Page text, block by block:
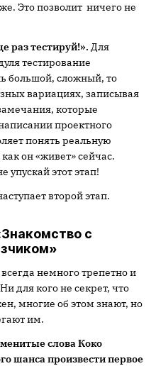
Это позволит ничего не
раз тестируй!». Для
тестирование
большой, сложный, то
вариациях, записывая
которые
проектного
понять реальную
он «живет» сейчас.
упускай этот этап!
второй этап.
с
немного трепетно и
для кого не секрет, что
многие об этом знают, но
им.
слова Коко
шанса произвести первое